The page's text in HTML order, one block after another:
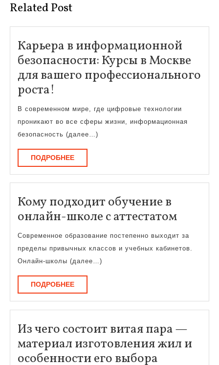
Related Post
Карьера в информационной
безопасности: Курсы в Москве
для вашего профессионального
роста!
в
информационной
безопасности:
Курсы
в
Москве
вашего
профессионального
роста!
В современном мире, где цифровые технологии
проникают во все сферы жизни, информационная
безопасность (далее…)
ПОДРОБНЕЕПОДРОБНЕЕ
Кому подходит обучение в
онлайн-школе с аттестатомКому
с
Современное образование постепенно выходит за
пределы привычных классов и учебных кабинетов.
Онлайн-школы (далее…)
ПОДРОБНЕЕПОДРОБНЕЕ
Из чего состоит витая пара —
материал изготовления жил и
особенности его выбора